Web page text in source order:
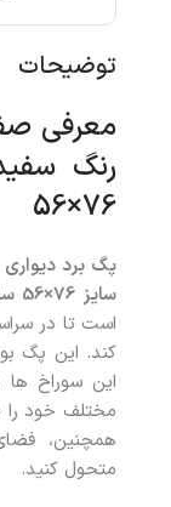
توضیحات
رنگ
76×56
سایز 76×56 سانتی
است تا در
کند. این پگ
این سوراخ ها
مختلف خود
همچنین،
متحول کنید.